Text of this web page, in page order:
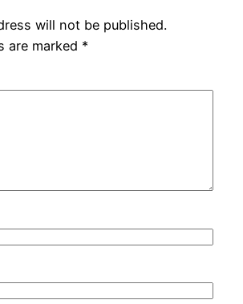
will not be published.
are marked *